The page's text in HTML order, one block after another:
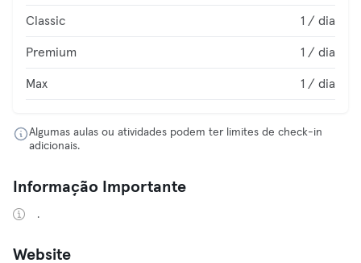
Classic 1 / dia
Premium 1 / dia
Max 1 / dia
Algumas aulas ou atividades podem ter limites de check-in
adicionais.
Informação Importante
.
Website